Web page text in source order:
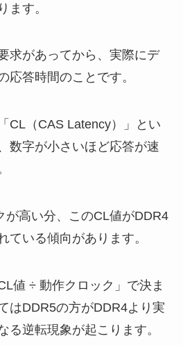
ます。
求があってから、実際にデ
応答時間のことです。
CL（CAS Latency）」とい
数字が小さいほど応答が速
が高い分、このCL値がDDR4
ている傾向があります。
値 ÷ 動作クロック」で決ま
はDDR5の方がDDR4より実
る逆転現象が起こります。